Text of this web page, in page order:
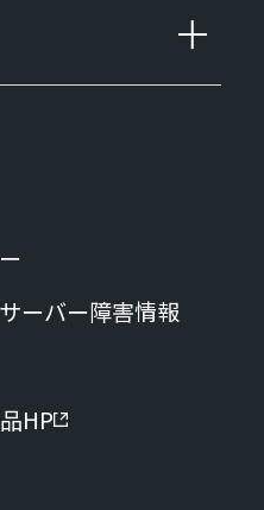
ーバー障害情報
HP